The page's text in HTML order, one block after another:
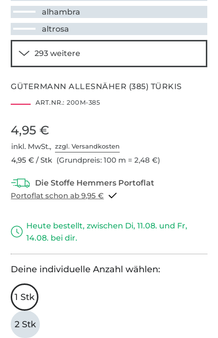
alhambra
altrosa
GÜTERMANN ALLESNÄHER (385) TÜRKIS
ART.NR.: 200M-385
4,95 €
inkl. MwSt.,zzgl. Versandkosten
4,95 € / Stk (Grundpreis: 100 m = 2,48 €)
Portoflat schon ab 9,95 €
Heute bestellt, zwischen Di, 11.08. und Fr,
14.08. bei dir.
Deine individuelle Anzahl wählen:
1 Stk
2 Stk